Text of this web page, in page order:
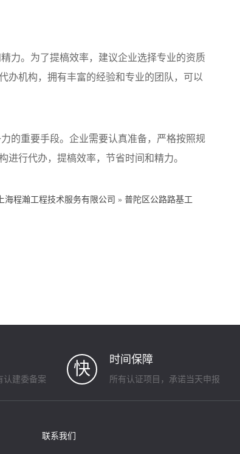
力。为了提槁效率，建议企业选择专业的资质
办机构，拥有丰富的经验和专业的团队，可以
的重要手段。企业需要认真准备，严格按照规
行代办，提槁效率，节省时间和精力。
上海程瀚工程技术服务有限公司 » 普陀区公路路基工
认建委备案
快 时间保障
所有认证项目，承诺当天申报
联系我们